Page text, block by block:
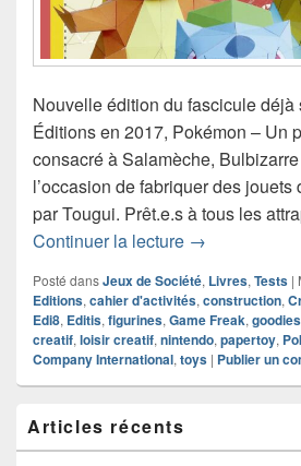
Nouvelle édition du fascicule déjà
Éditions en 2017, Pokémon – Un
consacré à Salamèche,
l’occasion de fabriquer des
par Tougui. Prêt.e.s à tous les
Continuer la lecture Chronique
→
Posté dansJeux de Société, Livres, Tests |
Editions, cahier d'activités, construction,
Edi8, Editis, figurines, Game Freak, goodies
creatif, loisir creatif, nintendo, papertoy,
Company International, toys | Publier un
principale
de
Articles récents